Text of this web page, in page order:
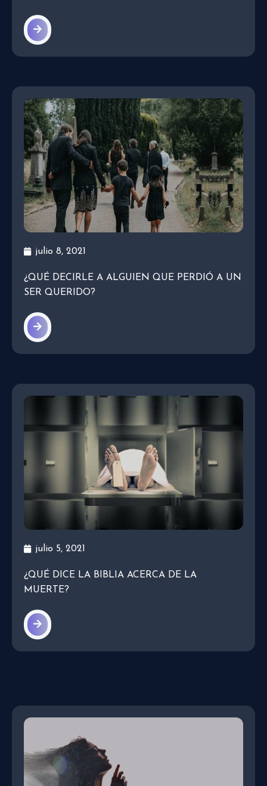
julio 8, 2021
¿QUÉ DECIRLE A ALGUIEN QUE PERDIÓ A UN
SER QUERIDO?
julio 5, 2021
¿QUÉ DICE LA BIBLIA ACERCA DE LA
MUERTE?